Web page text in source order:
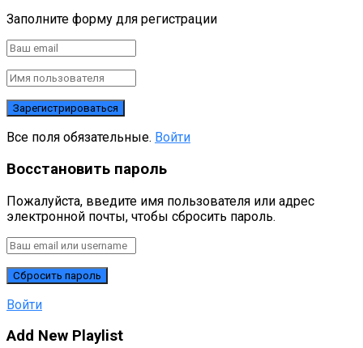
Заполните форму для регистрации
Все поля обязательные. Войти
Восстановить пароль
Пожалуйста, введите имя пользователя или адрес
электронной почты, чтобы сбросить пароль.
Войти
Add New Playlist